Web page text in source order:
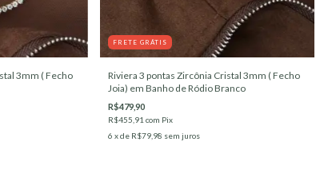
3mm ( Fecho
FRETE GRÁTIS
Riviera 3 pontas Zircônia Cristal 3mm ( Fecho
Joia) em Banho de Ródio Branco
R$479,90
R$455,91 com Pix
6 x de R$79,98 sem juros